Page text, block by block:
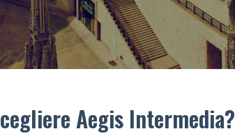
Aegis Intermedia?